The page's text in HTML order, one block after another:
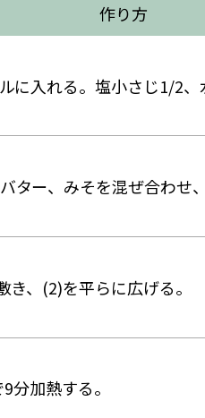
作り方
に入れる。塩小さじ1/2、
ター、みそを混ぜ合わせ
、(2)を平らに広げる。
加熱する。